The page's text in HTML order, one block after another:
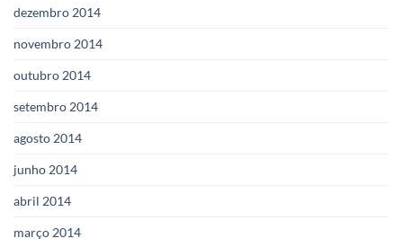
dezembro 2014
novembro 2014
outubro 2014
setembro 2014
agosto 2014
junho 2014
abril 2014
março 2014